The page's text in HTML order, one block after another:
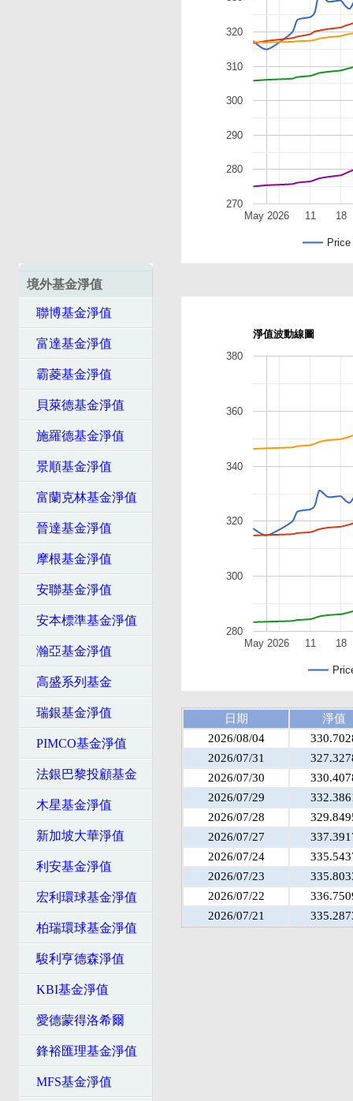
境外基金淨值
聯博基金淨值
富達基金淨值
霸菱基金淨值
貝萊德基金淨值
施羅德基金淨值
景順基金淨值
富蘭克林基金淨值
晉達基金淨值
摩根基金淨值
安聯基金淨值
安本標準基金淨值
瀚亞基金淨值
高盛系列基金
瑞銀基金淨值
PIMCO基金淨值
法銀巴黎投顧基金
木星基金淨值
新加坡大華淨值
利安基金淨值
宏利環球基金淨值
柏瑞環球基金淨值
駿利亨德森淨值
KBI基金淨值
愛德蒙得洛希爾
鋒裕匯理基金淨值
MFS基金淨值
Price
May 2026 11 18
270
280
290
300
310
320
淨值波動線圖
May 2026 11 18
280
300
320
340
360
380
日期
淨值
2026/08/04
2026/07/31
2026/07/30
2026/07/29
2026/07/28
2026/07/27
2026/07/24
2026/07/23
2026/07/22
2026/07/21